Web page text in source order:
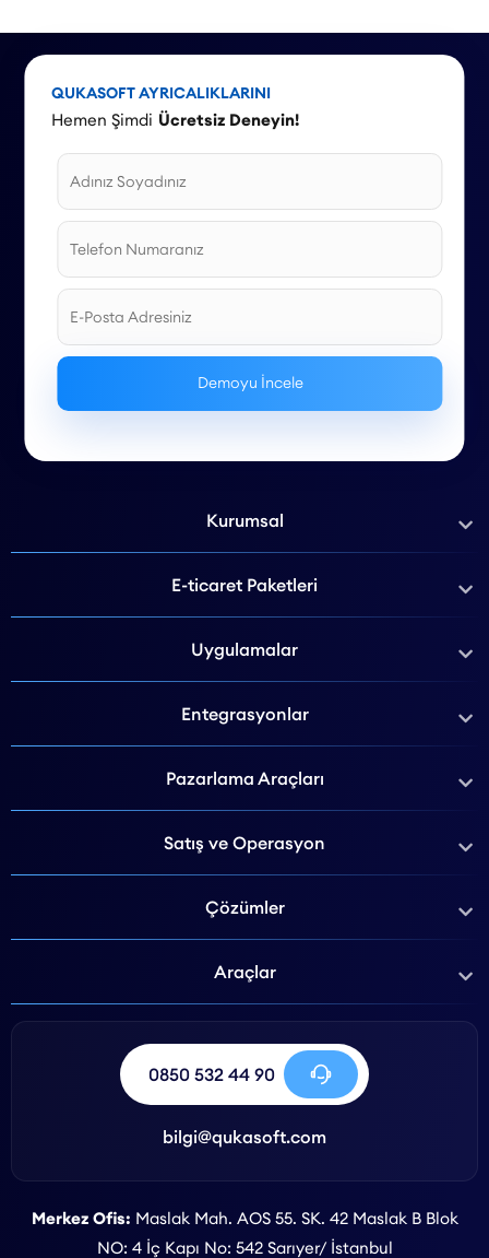
QUKASOFT AYRICALIKLARINI
Hemen Şimdi Ücretsiz Deneyin!
Kurumsal
E-ticaret Paketleri
Uygulamalar
Entegrasyonlar
Pazarlama Araçları
Satış ve Operasyon
Çözümler
Araçlar
0850 532 44 90
bilgi@qukasoft.com
Merkez Ofis: Maslak Mah. AOS 55. SK. 42 Maslak B Blok
NO: 4 İç Kapı No: 542 Sarıyer/ İstanbul